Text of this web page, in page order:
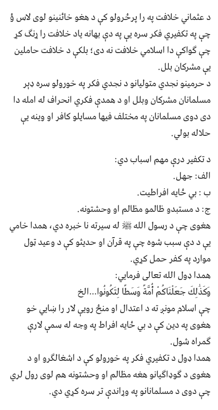
د عثماني خلافت په را پرځرولو کې د هغو خائنينو لوی لاس ؤ
چې په تکفيري فکر سره يې په دې بهانه ياد خلافت را ړنګ کړ
چې ګواکې دا اسلامي خلافت نه دی؛ بلکې د خلافت حاملين
يې مشرکان بلل.
د حرمينو نجدي متوليانو د نجدي فکر په خورولو سره ډېر
مسلمانان مشرکان وبلل او د همدې فکري انحراف له امله دا
دی دوی مسلمانان په مختلف فيها مسايلو کافر او وينه يې
حلاله بولي.
د تکفير درې مهم اسباب دي:
الف: جهل.
ب : بي ځايه افراطيت.
ج: د مستبدو ظالمو مظالم او وحشتونه.
هغوی چې د رسول الله ﷺ له سيرته نا خبره دي، همدا خامي
يې د دې سبب شوه چې په قرآن او حدیثو کې د وعيد ټول
موارد په کفر حمل کړي.
همدا ډول الله تعالی فرمايي:
وَكَذَٰلِكَ جَعَلْنَاكُمْ أُمَّةً وَسَطًا لِتَكُونُوا…الخ
چې اسلام مونږ ته د اعتدال او منځ رويې لار را ښايي خو
هغوی په دين کې د بي ځايه افراط په وجه له سمې لارې
ګمراه شول.
همدا ډول د تکفيري فکر په خورولو کې د اشغالګرو او د
هغوی د ګوډاګيانو هغه مظالم او وحشتونه هم لوی رول لري
چې دوی د مسلمانانو په وړاندې تر سره کړي دي.